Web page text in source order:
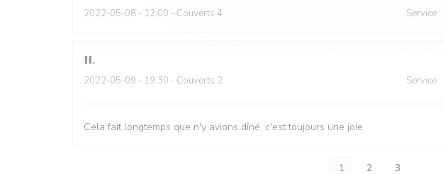
2022-05-08 - 12:00 - Couverts 4 Service :
H
2022-05-09 - 19:30 - Couverts 2 Service :
Cela fait longtemps que n'y avions dîné, c'est toujours une joie
1 2 3